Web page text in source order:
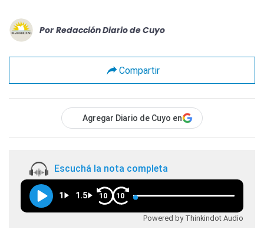
Por Redacción Diario de Cuyo
Compartir
Agregar Diario de Cuyo en
Escuchá la nota completa
1 1.5 10 10
Powered by Thinkindot Audio